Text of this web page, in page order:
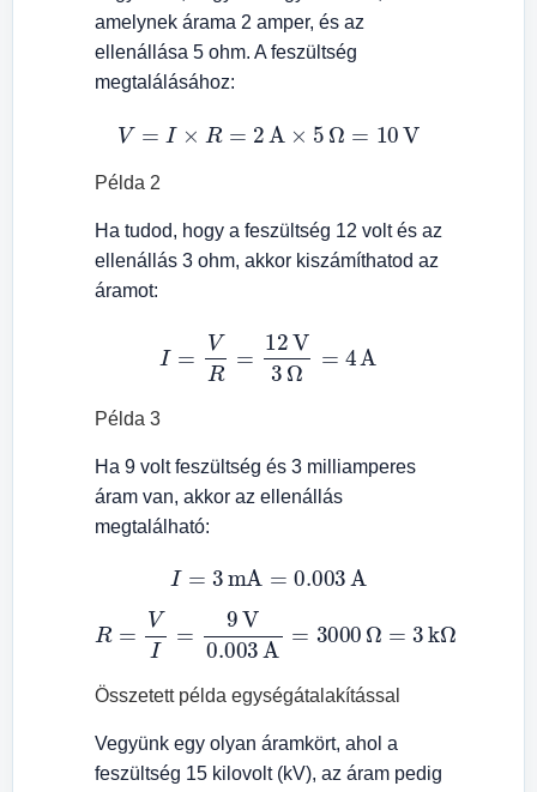
amelynek árama 2 amper, és az
ellenállása 5 ohm. A feszültség
megtalálásához:
V =I ×R 2A × 5Ω= 10
Példa 2
Ha tudod, hogy a feszültség 12 volt és az
ellenállás 3 ohm, akkor kiszámíthatod az
áramot:
VR 12V3Ω
Példa 3
Ha 9 volt feszültség és 3 milliamperes
áram van, akkor az ellenállás
megtalálható:
3mA 0.003A
VI 0.003
Összetett példa egységátalakítással
Vegyünk egy olyan áramkört, ahol a
feszültség 15 kilovolt (kV), az áram pedig